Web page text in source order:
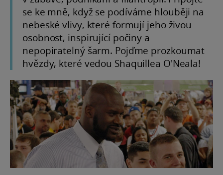
se ke mně, když se podíváme hlouběji na
nebeské vlivy, které formují jeho živou
osobnost, inspirující počiny a
nepopiratelný šarm. Pojďme prozkoumat
hvězdy, které vedou Shaquillea O'Neala!